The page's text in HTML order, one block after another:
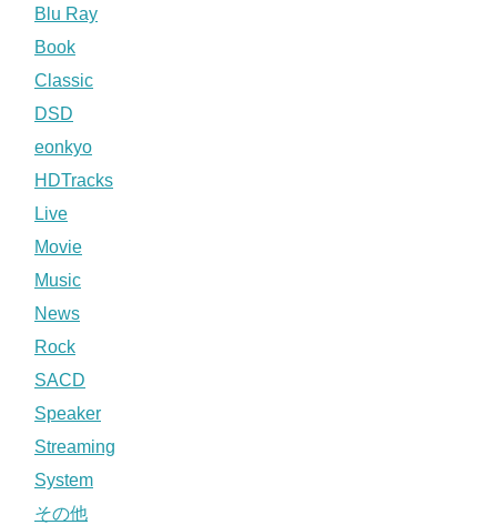
Blu Ray
Book
Classic
DSD
eonkyo
HDTracks
Live
Movie
Music
News
Rock
SACD
Speaker
Streaming
System
その他